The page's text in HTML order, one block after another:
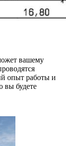
вашему
опыт работы и
вы будете